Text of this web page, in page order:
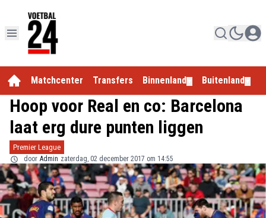
Matchcenter Transfers Binnenland Buitenland
Hoop voor Real en co: Barcelona
laat erg dure punten liggen
Premier League
door Admin zaterdag, 02 december 2017 om 14:55